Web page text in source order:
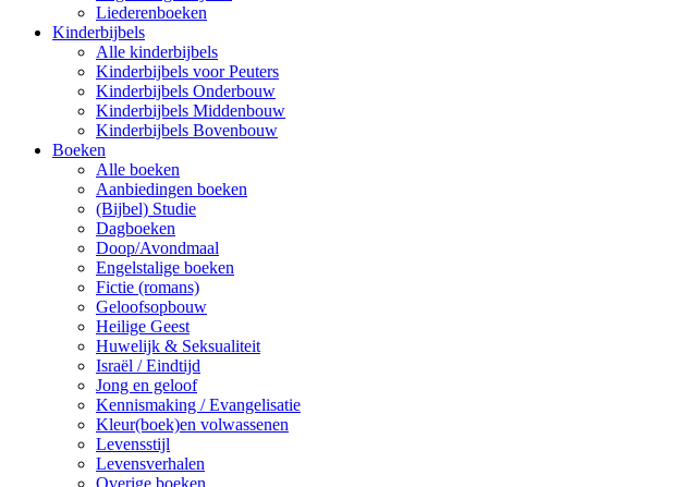
Liederenboeken
Kinderbijbels
Alle kinderbijbels
Kinderbijbels voor Peuters
Kinderbijbels Onderbouw
Kinderbijbels Middenbouw
Kinderbijbels Bovenbouw
Boeken
Alle boeken
Aanbiedingen boeken
(Bijbel) Studie
Dagboeken
Doop/Avondmaal
Engelstalige boeken
Fictie (romans)
Geloofsopbouw
Heilige Geest
Huwelijk & Seksualiteit
Israël / Eindtijd
Jong en geloof
Kennismaking / Evangelisatie
Kleur(boek)en volwassenen
Levensstijl
Levensverhalen
Overige boeken